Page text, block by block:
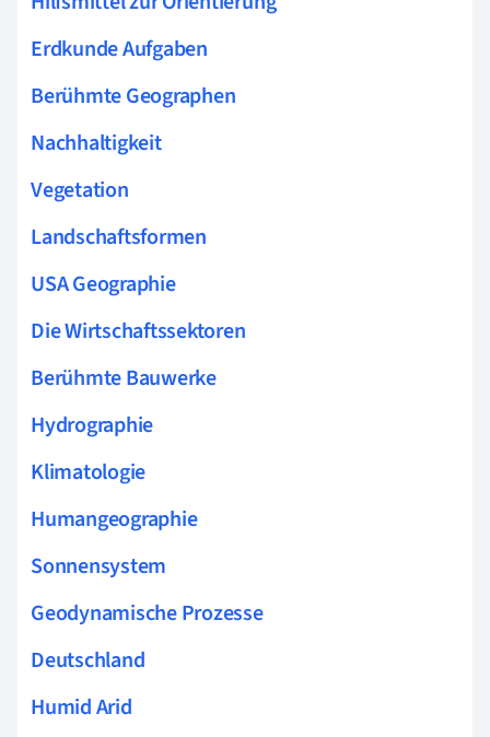
Erdkunde Aufgaben
Berühmte Geographen
Nachhaltigkeit
Vegetation
Landschaftsformen
USA Geographie
Die Wirtschaftssektoren
Berühmte Bauwerke
Hydrographie
Klimatologie
Humangeographie
Sonnensystem
Geodynamische Prozesse
Deutschland
Humid Arid